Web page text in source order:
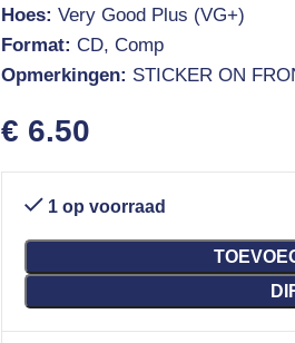
Hoes: Very Good Plus (VG+)
Format: CD, Comp
Opmerkingen: STICKER ON
€ 6.50
1 op voorraad